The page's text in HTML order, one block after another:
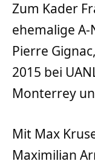
Zum Kader
ehemalige
Pierre
2015 bei
Monterrey
Mit Max
Maximilian